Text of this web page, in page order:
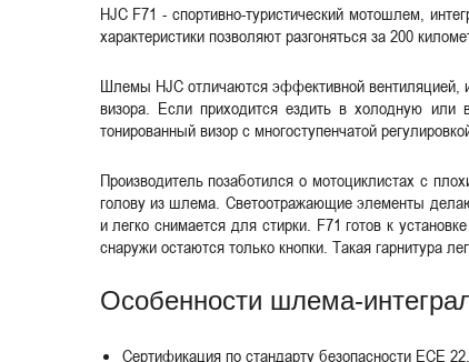
HJC F71 - спортивно-туристический мотошлем,
характеристики позволяют разгоняться за 200
Шлемы HJC отличаются эффективной вентиляцией,
визора. Если приходится ездить в холодную или
тонированный визор с многоступенчатой
Производитель позаботился о мотоциклистах с
голову из шлема. Светоотражающие элементы
и легко снимается для стирки. F71 готов к
снаружи остаются только кнопки. Такая гарнитура
Особенности шлема-
Сертификация по стандарту безопасности ECE